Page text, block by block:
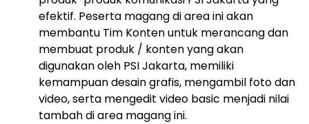
efektif. Peserta magang di area ini akan
membantu Tim Konten untuk merancang dan
membuat produk / konten yang akan
digunakan oleh PSI Jakarta, memiliki
kemampuan desain grafis, mengambil foto dan
video, serta mengedit video basic menjadi nilai
tambah di area magang ini.